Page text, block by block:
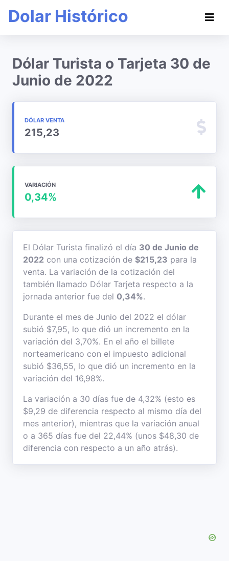
Dolar Histórico
Dólar Turista o Tarjeta 30 de
Junio de 2022
DÓLAR VENTA
215,23
VARIACIÓN
0,34%
El Dólar Turista finalizó el día 30 de Junio de
2022 con una cotización de $215,23 para la
venta. La variación de la cotización del
también llamado Dólar Tarjeta respecto a la
jornada anterior fue del 0,34%.
Durante el mes de Junio del 2022 el dólar
subió $7,95, lo que dió un incremento en la
variación del 3,70%. En el año el billete
norteamericano con el impuesto adicional
subió $36,55, lo que dió un incremento en la
variación del 16,98%.
La variación a 30 días fue de 4,32% (esto es
$9,29 de diferencia respecto al mismo día del
mes anterior), mientras que la variación anual
o a 365 días fue del 22,44% (unos $48,30 de
diferencia con respecto a un año atrás).